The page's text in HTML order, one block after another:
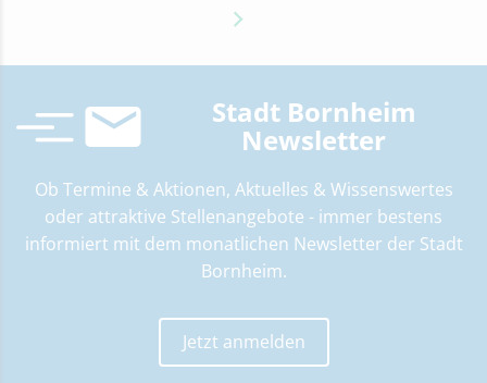
Stadt Bornheim
Newsletter
Ob Termine & Aktionen, Aktuelles & Wissenswertes
oder attraktive Stellenangebote ­- immer bestens
informiert mit dem monatlichen Newsletter der Stadt
Bornheim.
Jetzt anmelden